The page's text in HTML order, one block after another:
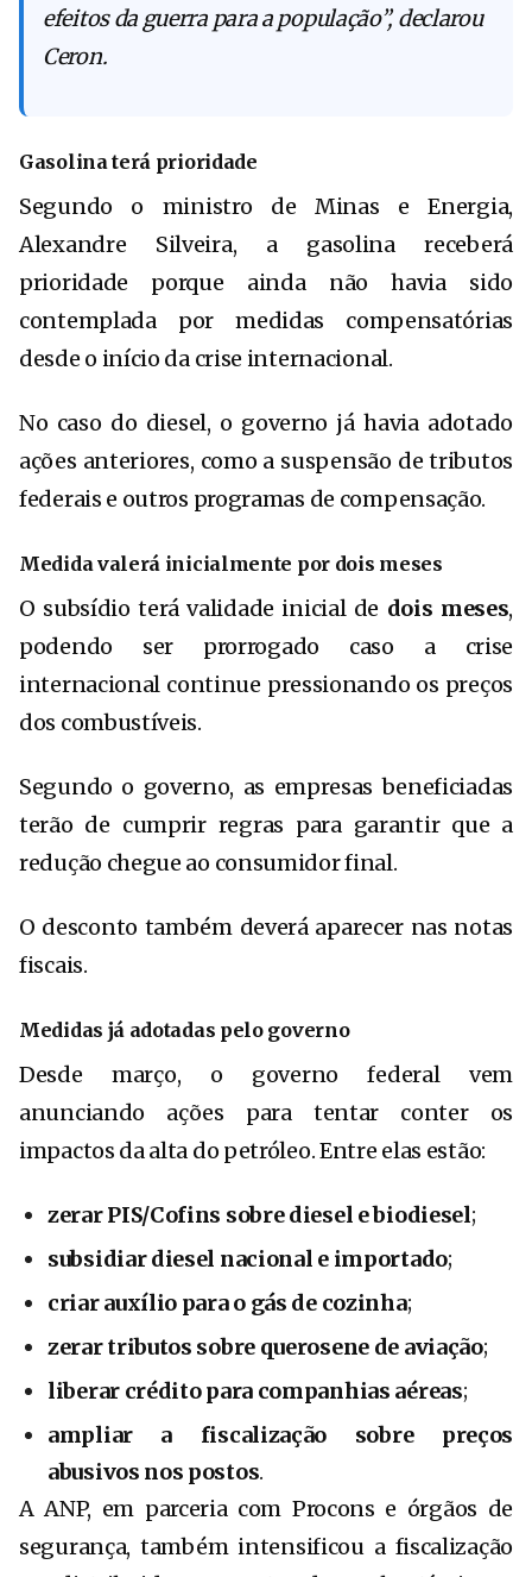
efeitos da guerra para a população”, declarou
Ceron.
Gasolina terá prioridade
Segundo o ministro de Minas e Energia,
Alexandre Silveira, a gasolina receberá
prioridade porque ainda não havia sido
contemplada por medidas compensatórias
desde o início da crise internacional.
No caso do diesel, o governo já havia adotado
ações anteriores, como a suspensão de tributos
federais e outros programas de compensação.
Medida valerá inicialmente por dois meses
O subsídio terá validade inicial de dois meses,
podendo ser prorrogado caso a crise
internacional continue pressionando os preços
dos combustíveis.
Segundo o governo, as empresas beneficiadas
terão de cumprir regras para garantir que a
redução chegue ao consumidor final.
O desconto também deverá aparecer nas notas
fiscais.
Medidas já adotadas pelo governo
Desde março, o governo federal vem
anunciando ações para tentar conter os
impactos da alta do petróleo. Entre elas estão:
zerar PIS/Cofins sobre diesel e biodiesel;
subsidiar diesel nacional e importado;
criar auxílio para o gás de cozinha;
zerar tributos sobre querosene de aviação;
liberar crédito para companhias aéreas;
ampliar a fiscalização sobre preços
abusivos nos postos.
A ANP, em parceria com Procons e órgãos de
segurança, também intensificou a fiscalização